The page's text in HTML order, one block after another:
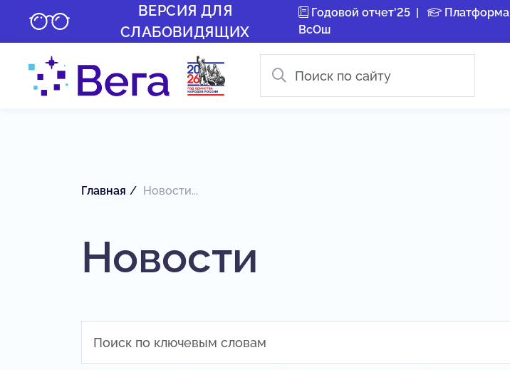
ВЕРСИЯ ДЛЯ
СЛАБОВИДЯЩИХ
Годовой отчет'25|
Платформа
ВсОш
Главная Новости...
Новости